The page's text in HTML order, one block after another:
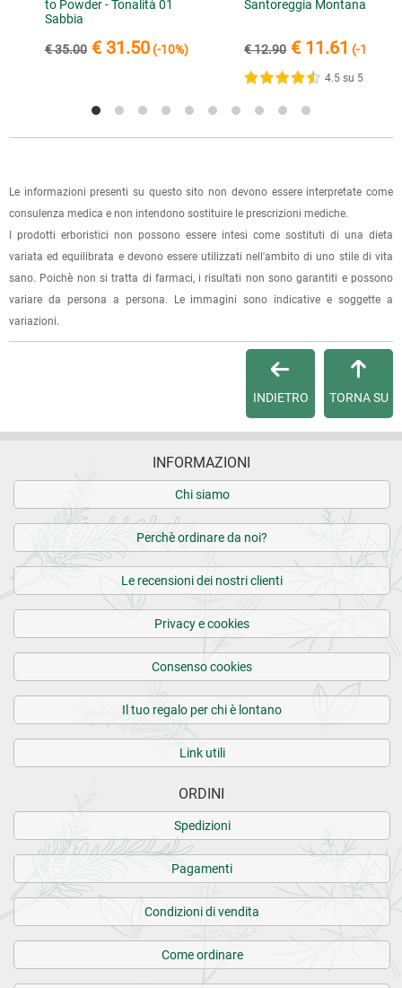
setoso, non secca la pelle
negozio" al momento della scelta della modalità di
spedizione, in questo modo non ti verranno addebitate le
specificando l'indirizzo di fatturazione).
Dalla tuaArea Clientepotrai verificare lo stato di lavorazione
dell'ordine e lo stato della spedizione.
Per qualsiasi informazione, contattaci viae-mail.
Per maggiori dettagli, vedi leCondizioni di vendita.
to Powder - Tonalità 01
Sabbia
€ 35.00 € 31.50 (-10%)
Santoreggia Montana
€ 12.90 € 11.61 (-10%)
4.5 su 5
Le informazioni presenti su questo sito non devono essere interpretate come
consulenza medica e non intendono sostituire le prescrizioni mediche.
I prodotti erboristici non possono essere intesi come sostituti di una dieta
variata ed equilibrata e devono essere utilizzati nell'ambito di uno stile di vita
sano. Poichè non si tratta di farmaci, i risultati non sono garantiti e possono
variare da persona a persona. Le immagini sono indicative e soggette a
variazioni.
TORNA SU
INDIETRO
INFORMAZIONI
Chi siamo
Perchè ordinare da noi?
Le recensioni dei nostri clienti
Privacy e cookies
Consenso cookies
Il tuo regalo per chi è lontano
Link utili
ORDINI
Spedizioni
Pagamenti
Condizioni di vendita
Come ordinare